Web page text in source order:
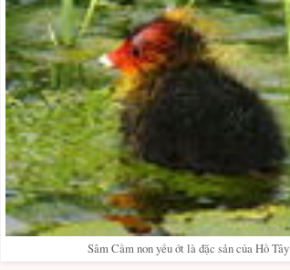
Sâm Cầm non yếu ớt là đặc sản của Hồ Tây